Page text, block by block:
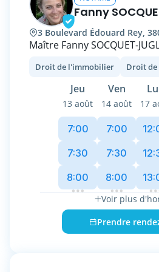
Fanny
3 Boulevard Édouard Rey,
Maître Fanny SOCQUET-
au sein de l’étude SELAS
vous offrir des conseils
du droit.
Grâce à une solide
en mesure de vous offrir
adaptées à vos demandes
domaines, tels que :
successorales,
testaments ou mandats,
séparations, partage, etc.)
Droit de l'immobilier Droit
Jeu Ven
13 août 14 août 17
7:00
7:30
8:00
7:00
7:30
8:00
Voir plus
Prendre